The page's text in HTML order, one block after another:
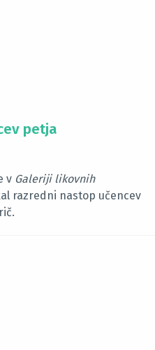
petja
v Galeriji likovnih
razredni nastop učencev